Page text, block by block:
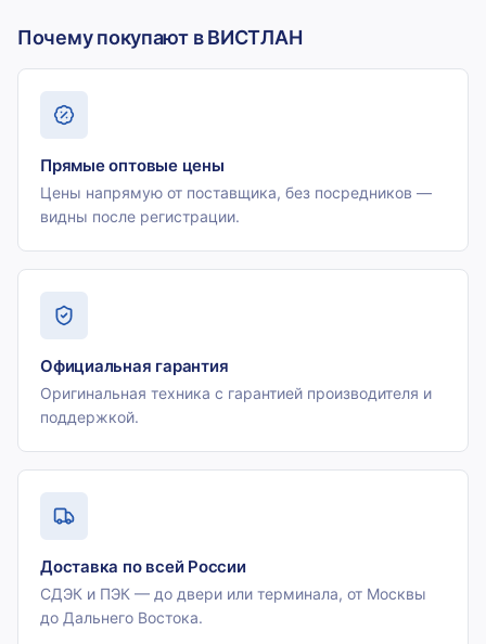
Почему покупают в ВИСТЛАН
Прямые оптовые цены
Цены напрямую от поставщика, без посредников —
видны после регистрации.
Официальная гарантия
Оригинальная техника с гарантией производителя и
поддержкой.
Доставка по всей России
СДЭК и ПЭК — до двери или терминала, от Москвы
до Дальнего Востока.